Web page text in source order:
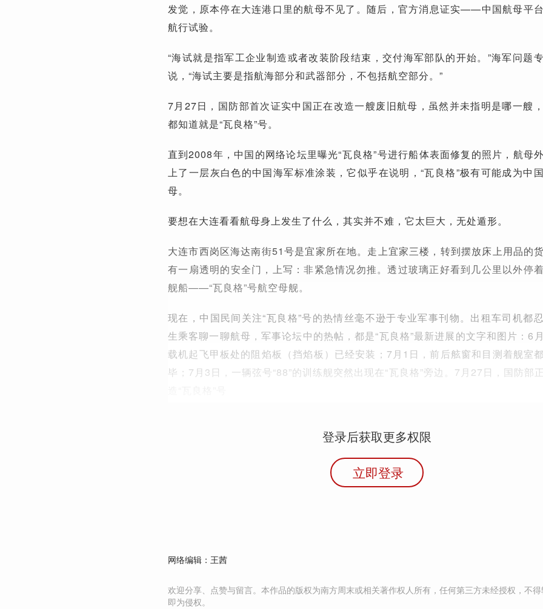
发觉，原本停在大连港口里的航母不见了。随后，官方消息证实——中国航母平
航行试验。
“海试就是指军工企业制造或者改装阶段结束，交付海军部队的开始。”海军问题
说，“海试主要是指航海部分和武器部分，不包括航空部分。”
7月27日，国防部首次证实中国正在改造一艘废旧航母，虽然并未指明是哪一艘
都知道就是“瓦良格”号。
直到2008年，中国的网络论坛里曝光“瓦良格”号进行船体表面修复的照片，航母
上了一层灰白色的中国海军标准涂装，它似乎在说明，“瓦良格”极有可能成为中
母。
要想在大连看看航母身上发生了什么，其实并不难，它太巨大，无处遁形。
大连市西岗区海达南街51号是宜家所在地。走上宜家三楼，转到摆放床上用品的
有一扇透明的安全门，上写：非紧急情况勿推。透过玻璃正好看到几公里以外停
舰船——“瓦良格”号航空母舰。
现在，中国民间关注“瓦良格”号的热情丝毫不逊于专业军事刊物。出租车司机都
生乘客聊一聊航母，军事论坛中的热帖，都是“瓦良格”最新进展的文字和图片：6
载机起飞甲板处的阻焰板（挡焰板）已经安装；7月1日，前后舷窗和目测着舰室
毕；7月3日，一辆弦号“88”的训练舰突然出现在“瓦良格”旁边。7月27日，国防部
登录后获取更多权限
立即登录
网络编辑：王茜
欢迎分享、点赞与留言。本作品的版权为南方周末或相关著作权人所有，任何第三方未经授权，不
即为侵权。